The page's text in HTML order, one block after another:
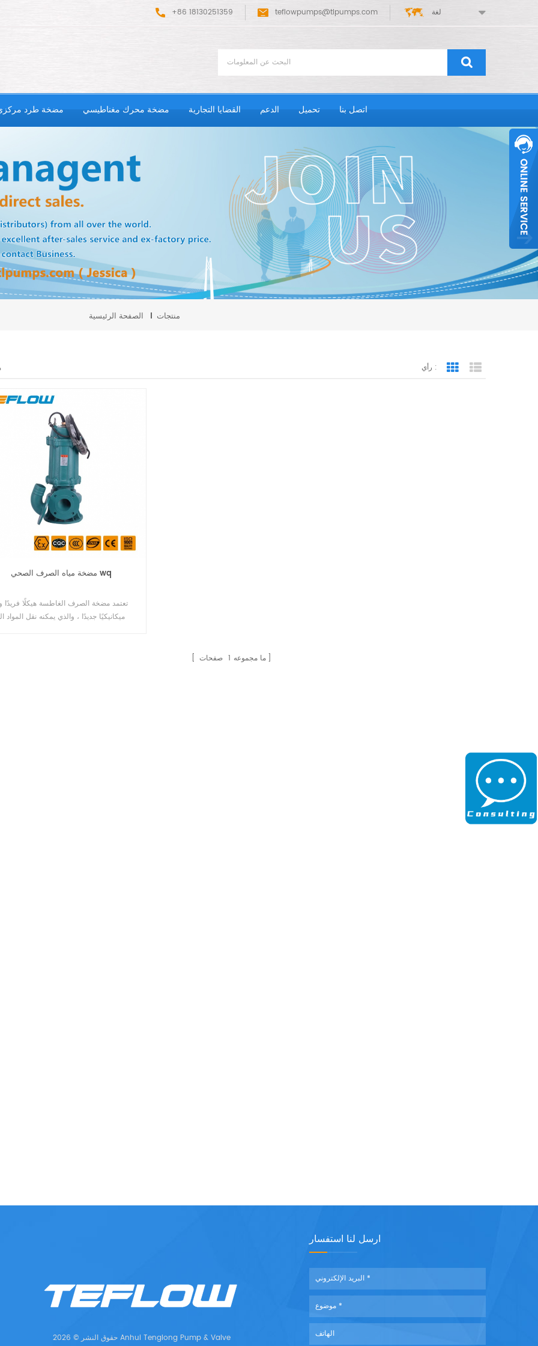
لغة +86 18130251359 teflowpumps@tlpumps.com
مضخة طرد مضخة محرك مغناطيسي القضايا التجارية الدعم تحميل اتصل بنا
الصفحة الرئيسية منتجات
رأي : Grid View
مضخة مياه الصرف الصحي wq
تعتمد مضخة الصرف الغاطسة هيكلًا فريدًا
ميكانيكيًا جديدًا ، والذي يمكنه نقل المواد
ما مجموعه 1 صفحات
حقوق النشر © 2026 Anhui Tenglong Pump & Valve
ارسل لنا استفسار